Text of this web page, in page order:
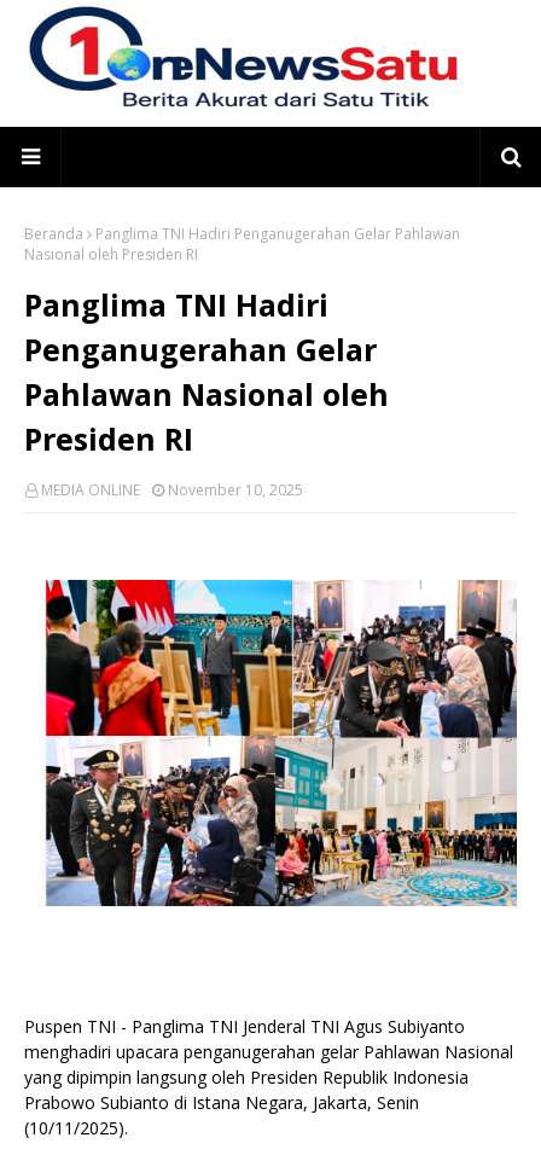
Beranda
Panglima TNI Hadiri Penganugerahan Gelar Pahlawan
Nasional oleh Presiden RI
Panglima TNI Hadiri
Penganugerahan Gelar
Pahlawan Nasional oleh
Presiden RI
MEDIA ONLINE November 10, 2025
Puspen TNI - Panglima TNI Jenderal TNI Agus Subiyanto
menghadiri upacara penganugerahan gelar Pahlawan Nasional
yang dipimpin langsung oleh Presiden Republik Indonesia
Prabowo Subianto di Istana Negara, Jakarta, Senin
(10/11/2025).